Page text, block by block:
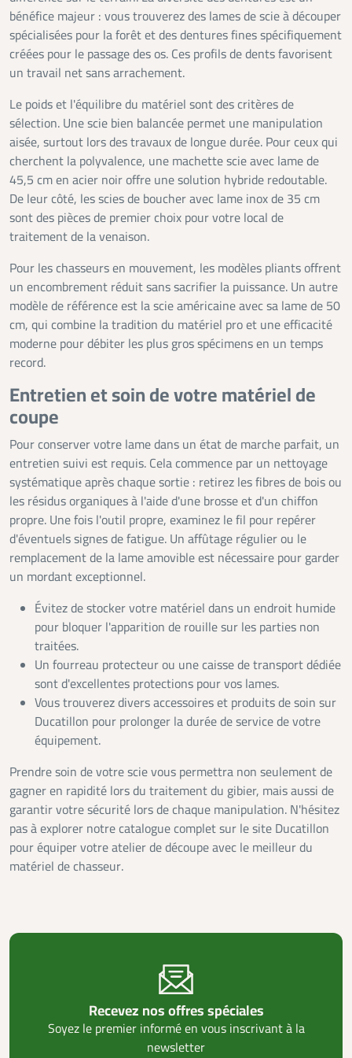
bénéfice majeur : vous trouverez des lames de scie à découper
spécialisées pour la forêt et des dentures fines spécifiquement
créées pour le passage des os. Ces profils de dents favorisent
un travail net sans arrachement.
Le poids et l'équilibre du matériel sont des critères de
sélection. Une scie bien balancée permet une manipulation
aisée, surtout lors des travaux de longue durée. Pour ceux qui
cherchent la polyvalence, une machette scie avec lame de
45,5 cm en acier noir offre une solution hybride redoutable.
De leur côté, les scies de boucher avec lame inox de 35 cm
sont des pièces de premier choix pour votre local de
traitement de la venaison.
Pour les chasseurs en mouvement, les modèles pliants offrent
un encombrement réduit sans sacrifier la puissance. Un autre
modèle de référence est la scie américaine avec sa lame de 50
cm, qui combine la tradition du matériel pro et une efficacité
moderne pour débiter les plus gros spécimens en un temps
record.
Entretien et soin de votre matériel de
coupe
Pour conserver votre lame dans un état de marche parfait, un
entretien suivi est requis. Cela commence par un nettoyage
systématique après chaque sortie : retirez les fibres de bois ou
les résidus organiques à l'aide d'une brosse et d'un chiffon
propre. Une fois l'outil propre, examinez le fil pour repérer
d'éventuels signes de fatigue. Un affûtage régulier ou le
remplacement de la lame amovible est nécessaire pour garder
un mordant exceptionnel.
Évitez de stocker votre matériel dans un endroit humide
pour bloquer l'apparition de rouille sur les parties non
traitées.
Un fourreau protecteur ou une caisse de transport dédiée
sont d'excellentes protections pour vos lames.
Vous trouverez divers accessoires et produits de soin sur
Ducatillon pour prolonger la durée de service de votre
équipement.
Prendre soin de votre scie vous permettra non seulement de
gagner en rapidité lors du traitement du gibier, mais aussi de
garantir votre sécurité lors de chaque manipulation. N'hésitez
pas à explorer notre catalogue complet sur le site Ducatillon
pour équiper votre atelier de découpe avec le meilleur du
matériel de chasseur.
Recevez nos offres spéciales
Soyez le premier informé en vous inscrivant à la
newsletter